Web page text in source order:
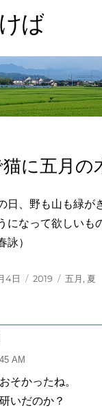
ば
に五月の
日、野も山も緑が
になって欲しいも
詠）
4日
カ
2019
タ
五月, 夏
り:AM
そかったね。
いだのか？